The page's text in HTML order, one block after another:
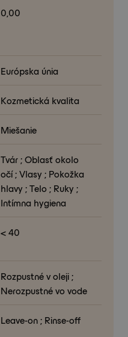
0,00
Európska únia
Kozmetická kvalita
Miešanie
Tvár ; Oblasť okolo
očí ; Vlasy ; Pokožka
hlavy ; Telo ; Ruky ;
Intímna hygiena
< 40
Rozpustné v oleji ;
Nerozpustné vo vode
Leave-on ; Rinse-off